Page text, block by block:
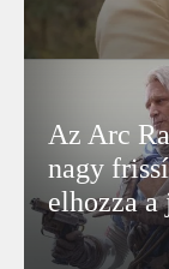
Az Arc
nagy
elhozza